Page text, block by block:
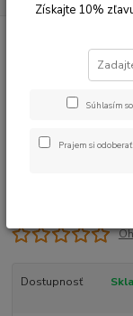
L-kus
Dostupnosť
Získajte 10%
Súhlasím so
Prajem si